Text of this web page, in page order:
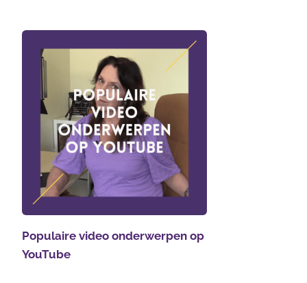
Populaire video onderwerpen op
YouTube